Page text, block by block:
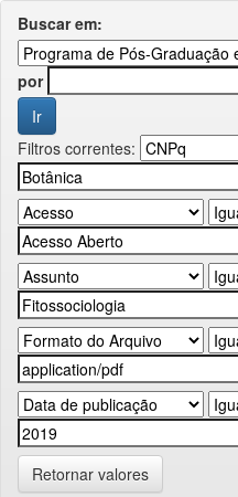
Buscar em:
por
Filtros correntes:
Retornar valores